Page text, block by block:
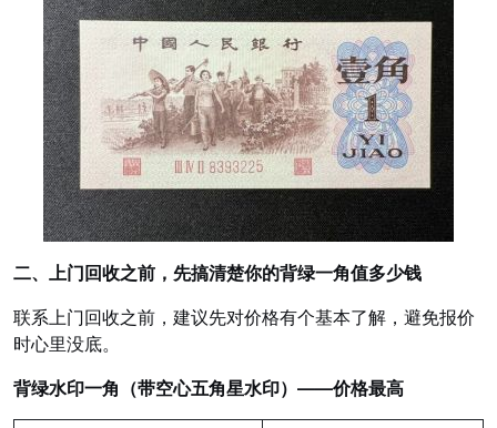
二、上门回收之前，先搞清楚你的背绿一角值多少钱
联系上门回收之前，建议先对价格有个基本了解，避免报价
时心里没底。
背绿水印一角（带空心五角星水印）——价格最高